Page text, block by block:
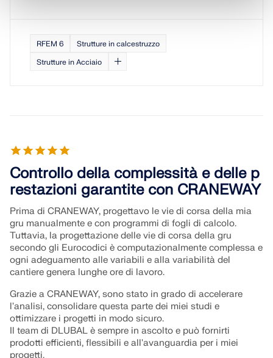
RFEM 6
Strutture in calcestruzzo
Strutture in Acciaio
Controllo della complessità e delle p
restazioni garantite con CRANEWAY
Prima di CRANEWAY, progettavo le vie di corsa della mia
gru manualmente e con programmi di fogli di calcolo.
Tuttavia, la progettazione delle vie di corsa della gru
secondo gli Eurocodici è computazionalmente complessa e
ogni adeguamento alle variabili e alla variabilità del
cantiere genera lunghe ore di lavoro.
Grazie a CRANEWAY, sono stato in grado di accelerare
l'analisi, consolidare questa parte dei miei studi e
ottimizzare i progetti in modo sicuro.
Il team di DLUBAL è sempre in ascolto e può fornirti
prodotti efficienti, flessibili e all'avanguardia per i miei
progetti.